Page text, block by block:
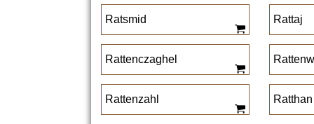
Ratsmid Rattaj
Rattenczaghel
Rattenzahl Ratthan